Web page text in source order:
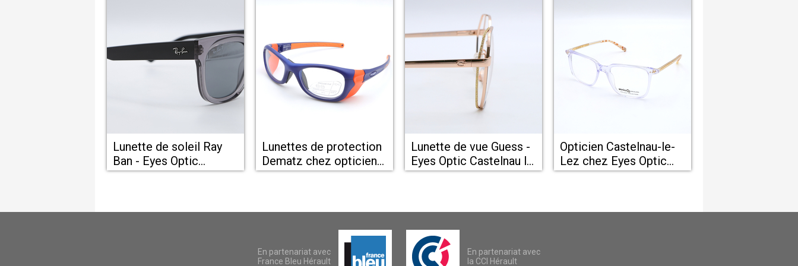
Lunette de soleil Ray
Ban - Eyes Optic
Castelnau le lez
Lunettes de protection
Dematz chez opticien
Eyes Optic Castelnau le
Lunette de vue Guess -
Eyes Optic Castelnau le
Lez
Opticien Castelnau-le-
Lez chez Eyes Optic
Castelnau-le-Lez
En partenariat avec
France Bleu Hérault
En partenariat avec
la CCI Hérault